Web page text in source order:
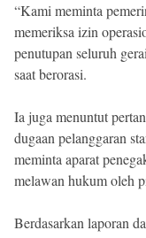
“Kami meminta
memeriksa izin
penutupan seluruh
saat berorasi.
Ia juga menuntut
dugaan pelanggaran
meminta aparat
melawan hukum oleh
Berdasarkan laporan